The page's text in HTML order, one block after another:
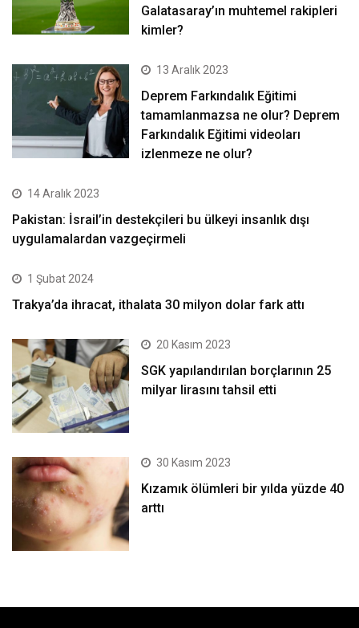
Galatasaray’ın muhtemel rakipleri
kimler?
13 Aralık 2023
Deprem Farkındalık Eğitimi
tamamlanmazsa ne olur? Deprem
Farkındalık Eğitimi videoları
izlenmeze ne olur?
14 Aralık 2023
Pakistan: İsrail’in destekçileri bu ülkeyi insanlık dışı
uygulamalardan vazgeçirmeli
1 Şubat 2024
Trakya’da ihracat, ithalata 30 milyon dolar fark attı
20 Kasım 2023
SGK yapılandırılan borçlarının 25
milyar lirasını tahsil etti
30 Kasım 2023
Kızamık ölümleri bir yılda yüzde 40
arttı